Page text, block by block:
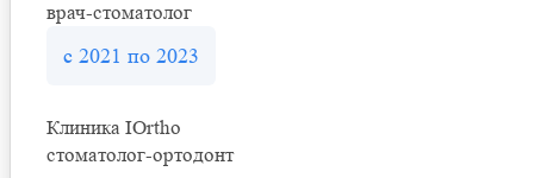
врач-стоматолог
с 2021 по 2023
Клиника IOrtho
стоматолог-ортодонт